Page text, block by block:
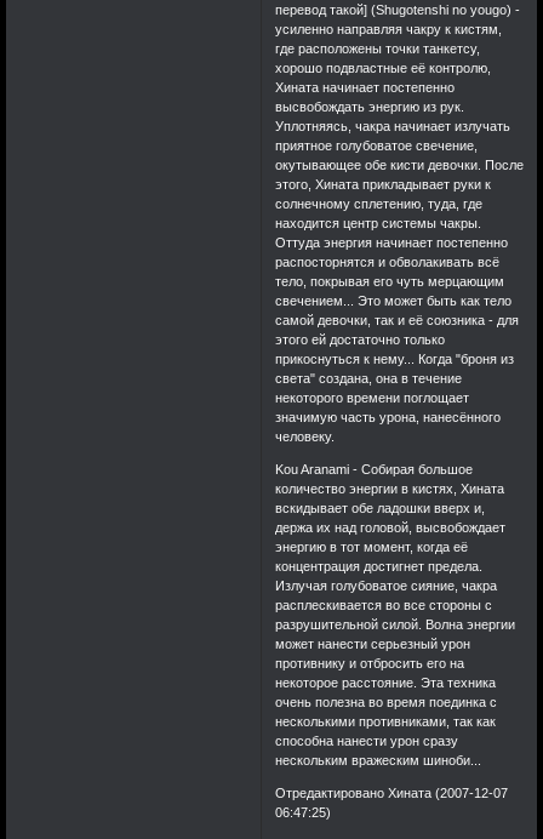
перевод такой] (Shugotenshi no yougo) -
усиленно направляя чакру к кистям,
где расположены точки танкетсу,
хорошо подвластные её контролю,
Хината начинает постепенно
высвобождать энергию из рук.
Уплотняясь, чакра начинает излучать
приятное голубоватое свечение,
окутывающее обе кисти девочки. После
этого, Хината прикладывает руки к
солнечному сплетению, туда, где
находится центр системы чакры.
Оттуда энергия начинает постепенно
распосторнятся и обволакивать всё
тело, покрывая его чуть мерцающим
свечением... Это может быть как тело
самой девочки, так и её союзника - для
этого ей достаточно только
прикоснуться к нему... Когда "броня из
света" создана, она в течение
некоторого времени поглощает
значимую часть урона, нанесённого
человеку.
Kou Aranami - Собирая большое
количество энергии в кистях, Хината
вскидывает обе ладошки вверх и,
держа их над головой, высвобождает
энергию в тот момент, когда её
концентрация достигнет предела.
Излучая голубоватое сияние, чакра
расплескивается во все стороны с
разрушительной силой. Волна энергии
может нанести серьезный урон
противнику и отбросить его на
некоторое расстояние. Эта техника
очень полезна во время поединка с
несколькими противниками, так как
способна нанести урон сразу
нескольким вражеским шиноби...
Отредактировано Хината (2007-12-07
06:47:25)